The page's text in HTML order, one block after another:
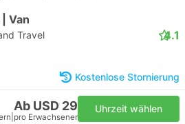
Van
Travel 4.1
Kostenlose Stornierung
Ab USD 29
pro Erwachsener
Uhrzeit wählen